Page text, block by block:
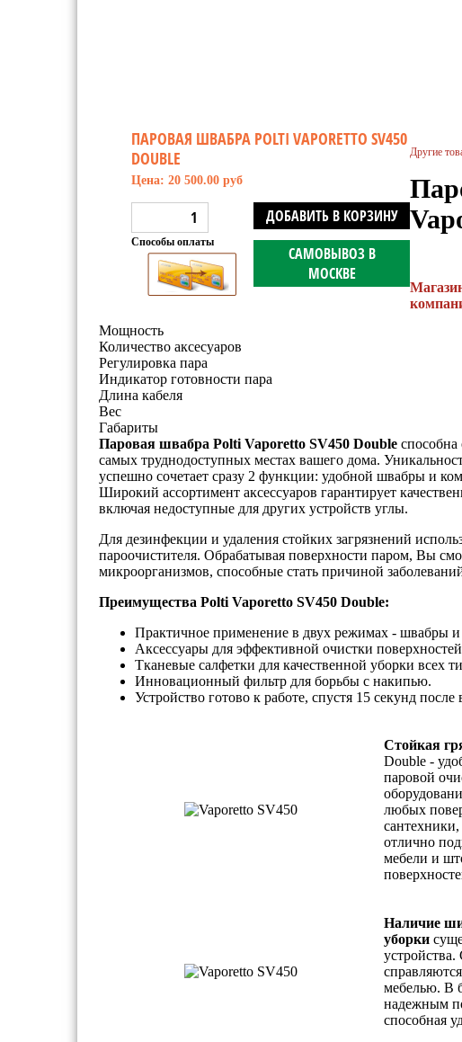
ПАРОВАЯ ШВАБРА POLTI VAPORETTO SV450
DOUBLE
Цена: 20 500.00 руб
ДОБАВИТЬ В КОРЗИНУ
САМОВЫВОЗ В
МОСКВЕ
Способы оплаты
Мощность
Количество аксесуаров
Регулировка пара
Индикатор готовности пара
Длина кабеля
Вес
Габариты
Другие
Паровая швабра Polti Vaporetto SV450 Double способна
самых труднодоступных местах вашего дома.
успешно сочетает сразу 2 функции: удобной швабры и
Широкий ассортимент аксессуаров гарантирует
включая недоступные для других устройств углы.
Для дезинфекции и удаления стойких загрязнений
пароочистителя. Обрабатывая поверхности паром, Вы
микроорганизмов, способные стать причиной
Преимущества Polti Vaporetto SV450 Double:
Практичное применение в двух режимах - швабры и
Аксессуары для эффективной очистки
Тканевые салфетки для качественной уборки всех
Инновационный фильтр для борьбы с накипью.
Устройство готово к работе, спустя 15 секунд
Стойкая
Double -
паровой
любых
отлично
мебели и
Наличие
уборки
мебелью. В
надежным
способная